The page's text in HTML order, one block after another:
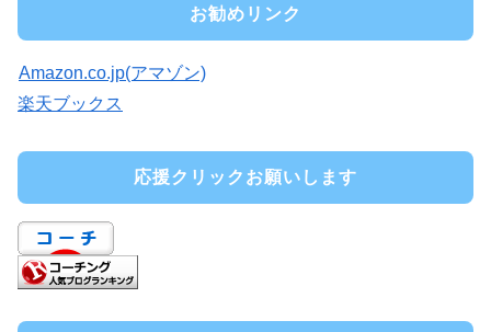
お勧めリンク
Amazon.co.jp(アマゾン)
楽天ブックス
応援クリックお願いします